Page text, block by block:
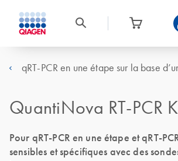
qRT-PCR en une étape sur la base
QuantiNova RT-PCR
Pour qRT-PCR en une étape et qRT-
sensibles et spécifiques avec des